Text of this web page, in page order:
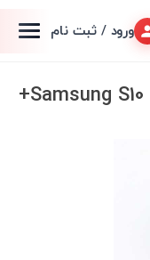
ورود / ثبت نام